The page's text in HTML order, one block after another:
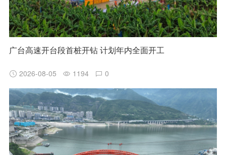
广台高速开台段首桩开钻 计划年内全面开工
2026-08-05 1194 0